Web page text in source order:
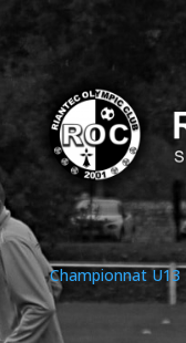
Championnat U13